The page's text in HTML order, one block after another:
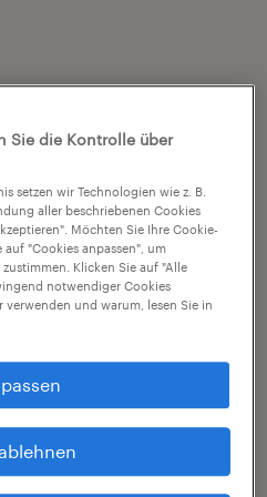
Sie die Kontrolle über
setzen wir Technologien wie z. B.
aller beschriebenen Cookies
Möchten Sie Ihre Cookie-
auf "Cookies anpassen", um
Klicken Sie auf "Alle
notwendiger Cookies
verwenden und warum, lesen Sie in